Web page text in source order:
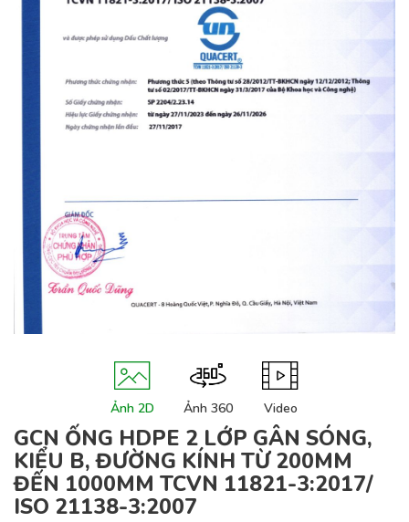
Ảnh 2D Ảnh 360 Video
GCN ỐNG HDPE 2 LỚP GÂN SÓNG,
KIỂU B, ĐƯỜNG KÍNH TỪ 200MM
ĐẾN 1000MM TCVN 11821-3:2017/
ISO 21138-3:2007